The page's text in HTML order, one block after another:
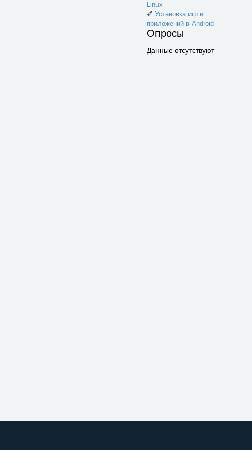
Linux
✐ Установка игр и
приложений в Android
Опросы
Данные отсутствуют